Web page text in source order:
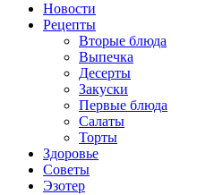
Новости
Рецепты
Вторые блюда
Выпечка
Десерты
Закуски
Первые блюда
Салаты
Торты
Здоровье
Советы
Эзотер